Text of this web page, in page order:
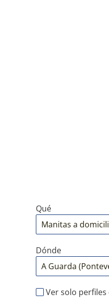
Qué
Dónde
Ver solo perfiles